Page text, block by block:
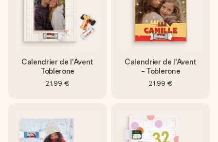
Calendrier de l'Avent
Toblerone
21,99 €
Calendrier de l'Avent
- Toblerone
21,99 €